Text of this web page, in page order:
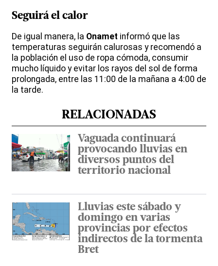
Seguirá el calor
De igual manera, la Onamet informó que las
temperaturas seguirán calurosas y recomendó a
la población el uso de ropa cómoda, consumir
mucho líquido y evitar los rayos del sol de forma
prolongada, entre las 11:00 de la mañana a 4:00 de
la tarde.
RELACIONADAS
Vaguada continuará
provocando lluvias en
diversos puntos del
territorio nacional
Lluvias este sábado y
domingo en varias
provincias por efectos
indirectos de la tormenta
Bret